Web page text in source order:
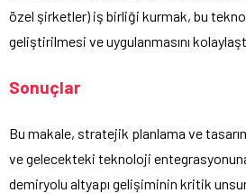
özel şirketler) iş birliği kurmak, bu
geliştirilmesi ve uygulanmasını
Sonuçlar
Bu makale, stratejik planlama ve
ve gelecekteki teknoloji
demiryolu altyapı gelişiminin kritik